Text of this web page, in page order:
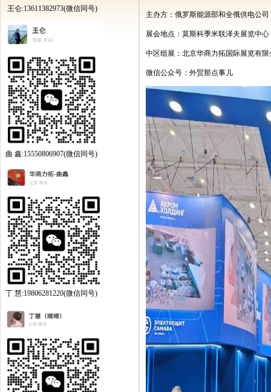
王仑:13611382973(微信同号)
曲 鑫:15550806907(微信同号)
丁 慧:19806281220(微信同号)
主办方：俄罗斯能源部和全俄供电公司
展会地点： 莫斯科季米联泽夫展览中心
中区组展：北京华商力拓国际展览有限
微信公众号：外贸那点事儿